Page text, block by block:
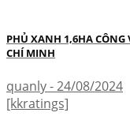
PHỦ XANH 1,6HA CÔNG
CHÍ MINH
quanly - 24/08/2024
[kkratings]